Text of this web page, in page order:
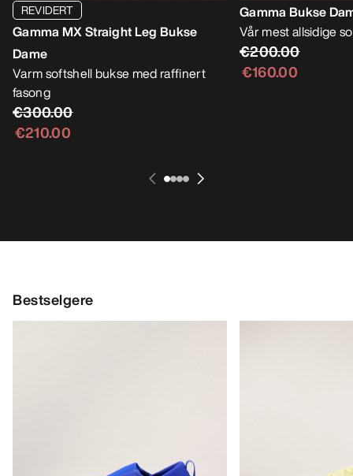
REVIDERT
Gamma MX Straight Leg Bukse
Dame
Varm softshell bukse med raffinert
fasong
€300.00
€210.00
Gamma Bukse
Vår mest allsidige
€200.00
€160.00
Bestselgere